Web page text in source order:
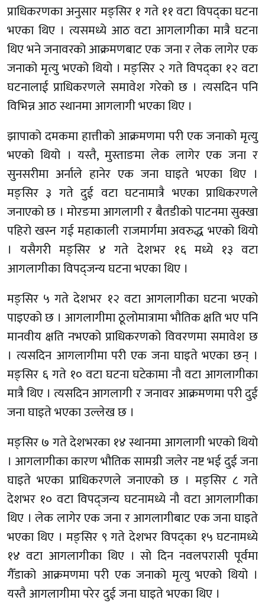
प्राधिकरणका अनुसार मङ्सिर १ गते ११ वटा विपद्का घटना
भएका थिए । त्यसमध्ये आठ वटा आगलागीका मात्रै घटना
थिए भने जनावरको आक्रमणबाट एक जना र लेक लागेर एक
जनाको मृत्यु भएको थियो । मङ्सिर २ गते विपद्का १२ वटा
घटनालाई प्राधिकरणले समावेश गरेको छ । त्यसदिन पनि
विभिन्न आठ स्थानमा आगलागी भएका थिए ।
झापाको दमकमा हात्तीको आक्रमणमा परी एक जनाको मृत्यु
भएको थियो । यस्तै, मुस्ताङमा लेक लागेर एक जना र
सुनसरीमा अर्नाले हानेर एक जना घाइते भएका थिए ।
मङ्सिर ३ गते दुई वटा घटनामात्रै भएका प्राधिकरणले
जनाएको छ । मोरङमा आगलागी र बैतडीको पाटनमा सुक्खा
पहिरो खस्न गई महाकाली राजमार्गमा अवरुद्ध भएको थियो
। यसैगरी मङ्सिर ४ गते देशभर १६ मध्ये १३ वटा
आगलागीका विपद्जन्य घटना भएका थिए ।
मङ्सिर ५ गते देशभर १२ वटा आगलागीका घटना भएको
पाइएको छ । आगलागीमा ठूलोमात्रामा भौतिक क्षति भए पनि
मानवीय क्षति नभएको प्राधिकरणको विवरणमा समावेश छ
। त्यसदिन आगलागीमा परी एक जना घाइते भएका छन् ।
मङ्सिर ६ गते १० वटा घटना घटेकामा नौ वटा आगलागीका
मात्रै थिए । त्यसदिन आगलागी र जनावर आक्रमणमा परी दुई
जना घाइते भएका उल्लेख छ ।
मङ्सिर ७ गते देशभरका १४ स्थानमा आगलागी भएको थियो
। आगलागीका कारण भौतिक सामग्री जलेर नष्ट भई दुई जना
घाइते भएका प्राधिकरणले जनाएको छ । मङ्सिर ८ गते
देशभर १० वटा विपद्जन्य घटनामध्ये नौ वटा आगलागीका
थिए । लेक लागेर एक जना र आगलागीबाट एक जना घाइते
भएका थिए । मङ्सिर ९ गते देशभर विपद्का १५ घटनामध्ये
१४ वटा आगलागीका थिए । सो दिन नवलपरासी पूर्वमा
गैँडाको आक्रमणमा परी एक जनाको मृत्यु भएको थियो ।
यस्तै आगलागीमा परेर दुई जना घाइते भएका थिए ।